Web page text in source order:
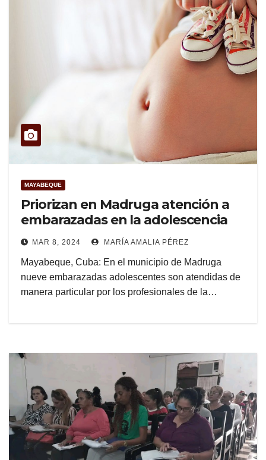
MAYABEQUE
Priorizan en Madruga atención a
embarazadas en la adolescencia
MAR 8, 2024 MARÍA AMALIA PÉREZ
Mayabeque, Cuba: En el municipio de Madruga
nueve embarazadas adolescentes son atendidas de
manera particular por los profesionales de la…